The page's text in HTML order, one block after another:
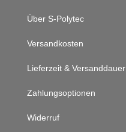
Über S-Polytec
Versandkosten
Lieferzeit & Versanddauer
Zahlungsoptionen
Widerruf